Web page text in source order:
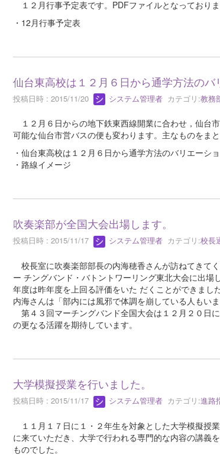
１２月行事予定表です。PDFファイルとなっており
・12月行事予定表
仙台東高校は１２月６日から通学方法のバ
投稿日時 : 2015/11/20 システム管理者カテゴリ:教務
１２月６日からの地下鉄東西線開業に合わせ，仙台
可能な仙台市営バスの便も変わります。主なものをま
・仙台東高校は１２月６日から通学方法のバリエーシ
・路線イメージ
吹奏楽部が全国大会出場します。
投稿日時 : 2015/11/17 システム管理者カテゴリ:校長
校長室に吹奏楽部部長の内海穂香さんが訪ねてきて
ー チングバンド・バトントワーリング東北大会に出
年度は昨年度を上回る評価をいた だくことができました
内海さんは「部内には風邪で体調を崩している人もい
第４３回マーチングバンド全国大会は１２月２０日
の更なる活躍を期待しています。
大学模擬授業を行いました。
投稿日時 : 2015/11/17 システム管理者カテゴリ:進路
１１月１７日に１・２年生を対象とした大学模擬授
に来ていただき、大学で行われる専門的な内容の講義
ものでした。